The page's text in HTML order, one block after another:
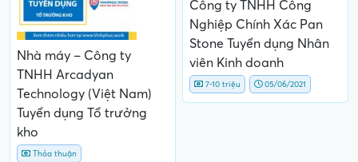
Nhà máy – Công ty
TNHH Arcadyan
Technology (Việt Nam)
Tuyển dụng Tổ trưởng
kho
Thỏa thuận
Công ty TNHH Công
Nghiệp Chính Xác Pan
Stone Tuyển dụng Nhân
viên Kinh doanh
7-10 triệu 05/06/2021